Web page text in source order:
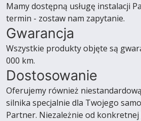
Mamy dostępną usługę instalacji
termin - zostaw nam zapytanie.
Gwarancja
Wszystkie produkty objęte są
000 km.
Dostosowanie
Oferujemy również
silnika specjalnie dla Twojego
Partner. Niezależnie od